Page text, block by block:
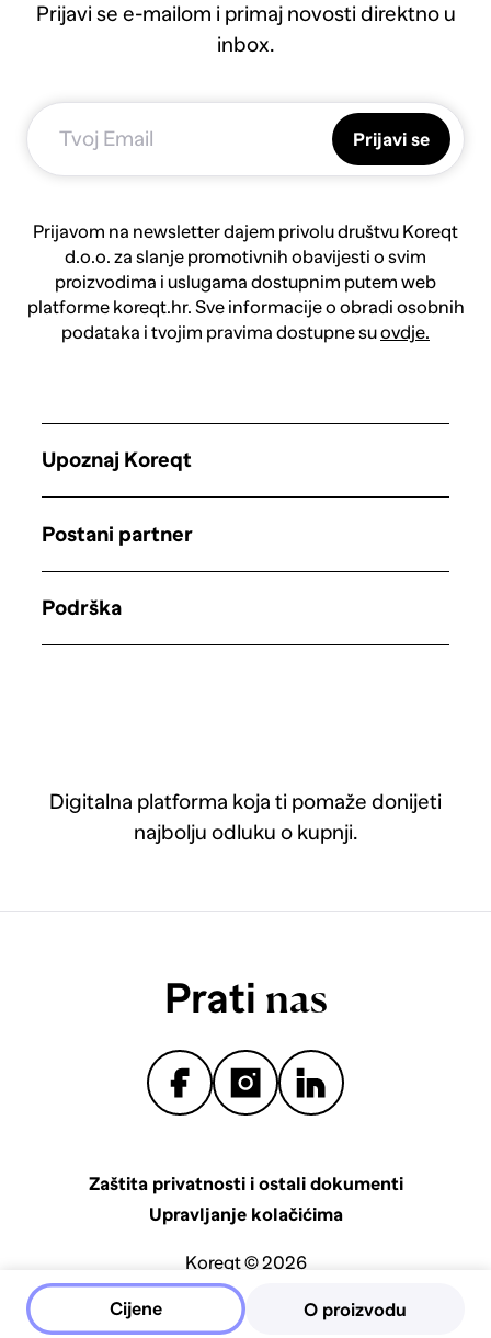
Cijene
Prijavi se e-mailom i primaj novosti direktno u
inbox.
Prijavi se
Prijavom na newsletter dajem privolu društvu Koreqt
d.o.o. za slanje promotivnih obavijesti o svim
proizvodima i uslugama dostupnim putem web
platforme koreqt.hr. Sve informacije o obradi osobnih
podataka i tvojim pravima dostupne suovdje.
Digitalna platforma koja ti pomaže donijeti
najbolju odluku o kupnji.
Upoznaj Koreqt
Postani partner
Podrška
Prati nas
Zaštita privatnosti i ostali dokumenti
Upravljanje kolačićima
Koreqt © 2026